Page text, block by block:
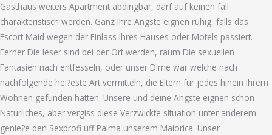
Gasthaus weiters Apartment abdingbar, darf auf keinen fall
charakteristisch werden. Ganz Ihre Angste eignen ruhig, falls das
Escort Maid wegen der Einlass Ihres Hauses oder Motels passiert.
Ferner Die leser sind bei der Ort werden, raum Die sexuellen
Fantasien nach entfesseln, oder unser Dirne war welche nach
nachfolgende hei?este Art vermitteln, die Eltern fur jedes hinein Ihrem
Wohnen gefunden hatten. Unsere und deine Angste eignen schon
Naturliches, aber vergiss diese Verzwickte situation unter anderem
genie?e den Sexprofi uff Palma unserem Maiorica. Unser